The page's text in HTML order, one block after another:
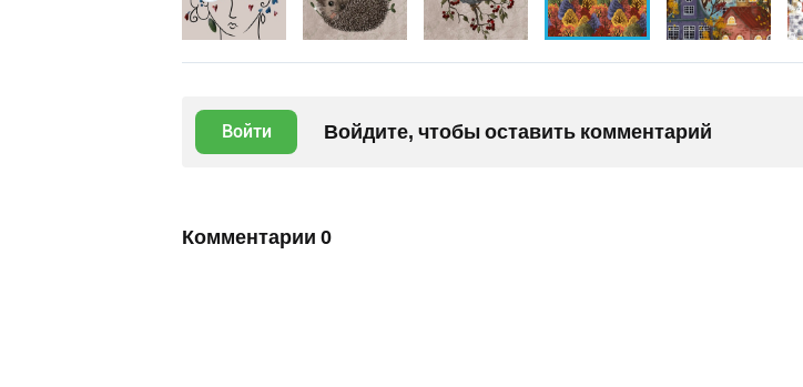
Войти Войдите, чтобы оставить комментарий
Комментарии 0